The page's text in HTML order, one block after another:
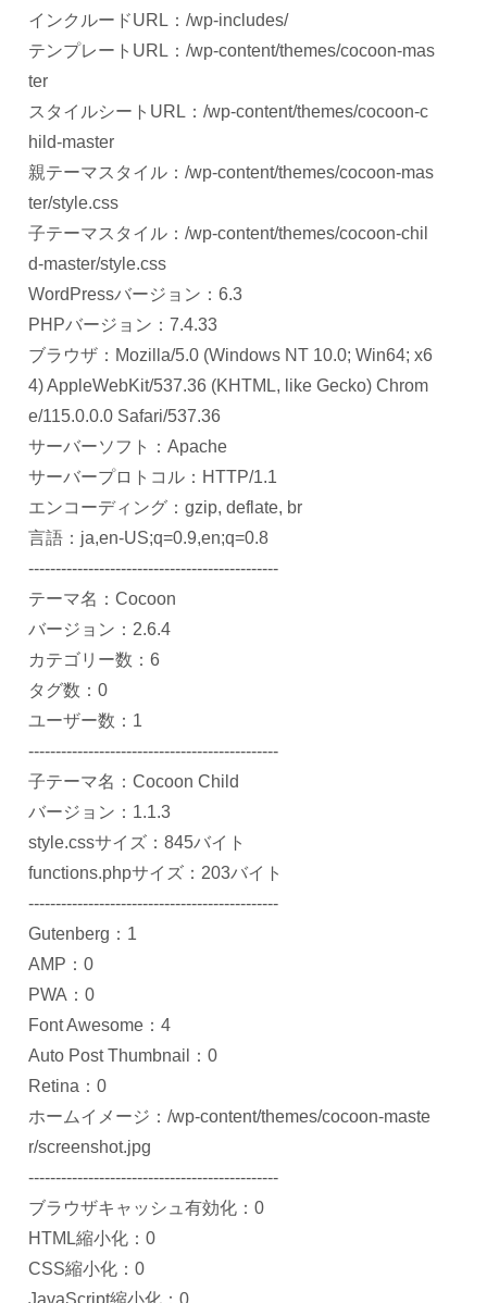
インクルードURL：/wp-includes/
テンプレートURL：/wp-content/themes/cocoon-mas
ter
スタイルシートURL：/wp-content/themes/cocoon-c
hild-master
親テーマスタイル：/wp-content/themes/cocoon-mas
ter/style.css
子テーマスタイル：/wp-content/themes/cocoon-chil
d-master/style.css
WordPressバージョン：6.3
PHPバージョン：7.4.33
ブラウザ：Mozilla/5.0 (Windows NT 10.0; Win64; x6
4) AppleWebKit/537.36 (KHTML, like Gecko) Chrom
e/115.0.0.0 Safari/537.36
サーバーソフト：Apache
サーバープロトコル：HTTP/1.1
エンコーディング：gzip, deflate, br
言語：ja,en-US;q=0.9,en;q=0.8
----------------------------------------------
テーマ名：Cocoon
バージョン：2.6.4
カテゴリー数：6
タグ数：0
ユーザー数：1
----------------------------------------------
子テーマ名：Cocoon Child
バージョン：1.1.3
style.cssサイズ：845バイト
functions.phpサイズ：203バイト
----------------------------------------------
Gutenberg：1
AMP：0
PWA：0
Font Awesome：4
Auto Post Thumbnail：0
Retina：0
ホームイメージ：/wp-content/themes/cocoon-maste
r/screenshot.jpg
----------------------------------------------
ブラウザキャッシュ有効化：0
HTML縮小化：0
CSS縮小化：0
JavaScript縮小化：0